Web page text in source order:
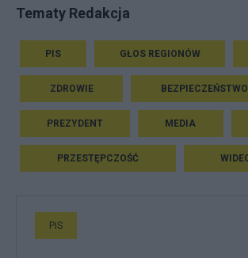
Tematy Redakcja
PIS GŁOS REGIONÓW
ZDROWIE
PREZYDENT MEDIA
PRZESTĘPCZOŚĆ
PiS